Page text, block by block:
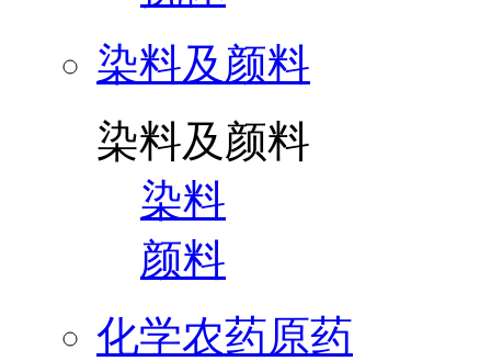
染料及颜料
染料及颜料
染料
颜料
化学农药原药